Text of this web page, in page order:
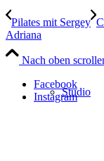
Studio
Pilates mit Sergey
Adriana
Nach oben
Facebook
Instagram